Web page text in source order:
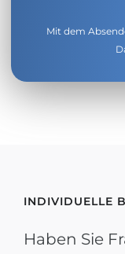
Mit dem
INDIVIDUELLE
Haben Sie